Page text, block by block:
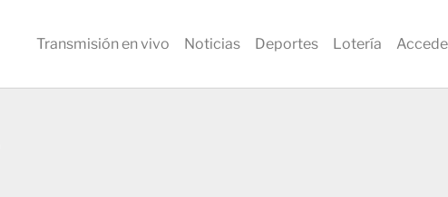
Transmisión en vivo Noticias Deportes Lotería